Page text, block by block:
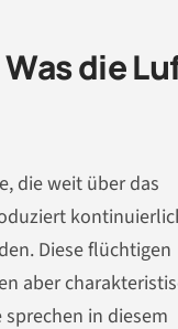
die
die weit über das
Diese flüchtigen
aber
in diesem